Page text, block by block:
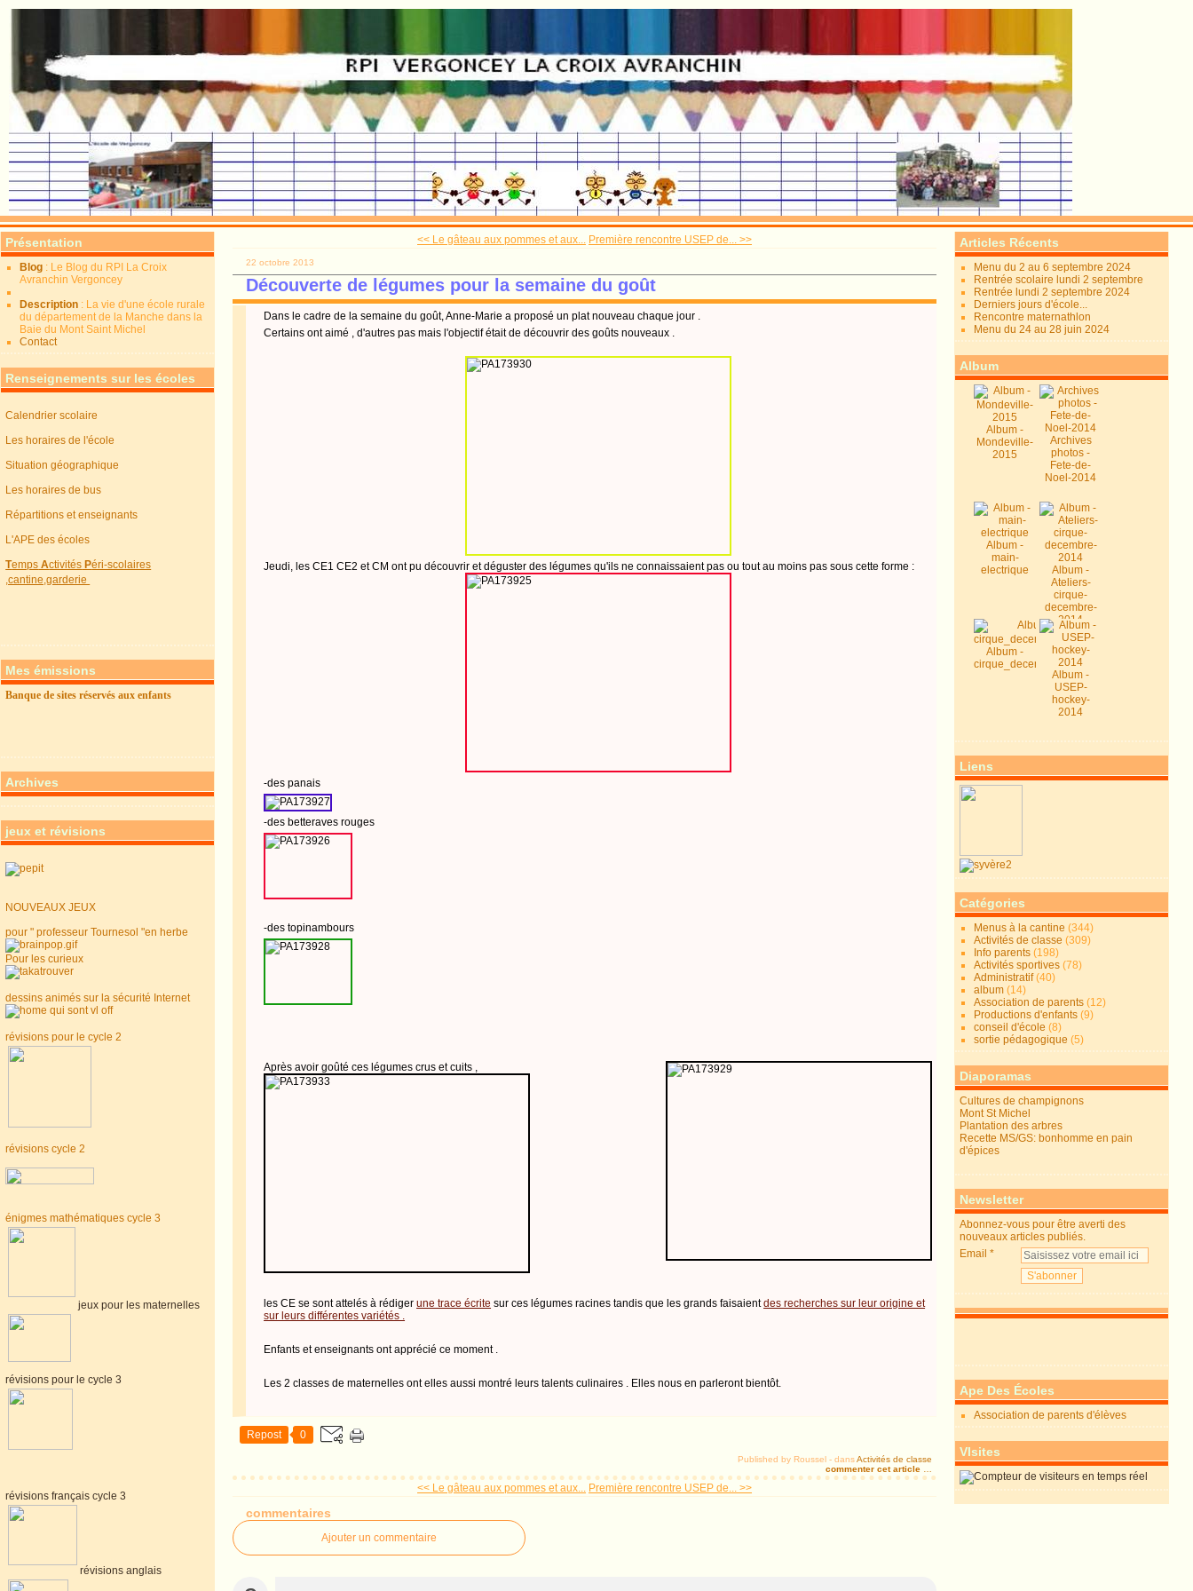
Présentation
Blog : Le Blog du RPI La Croix
Avranchin Vergoncey
Description : La vie d'une école rurale
du département de la Manche dans la
Baie du Mont Saint Michel
Contact
Renseignements sur les écoles
Calendrier scolaire
Les horaires de l'école
Situation géographique
Les horaires de bus
Répartitions et enseignants
L'APE des écoles
Temps Activités Péri-scolaires
,cantine,garderie
Mes émissions
Banque de sites réservés aux enfants
Archives
jeux et révisions
NOUVEAUX JEUX
pour " professeur Tournesol "en herbe
Pour les curieux
dessins animés sur la sécurité Internet
révisions pour le cycle 2
révisions cycle 2
énigmes mathématiques cycle 3
jeux pour les maternelles
révisions pour le cycle 3
révisions français cycle 3
révisions anglais
<< Le gâteau aux pommes et aux... Première rencontre USEP de... >>
22 octobre 2013
Découverte de légumes pour la semaine du goût
Dans le cadre de la semaine du goût, Anne-Marie a proposé un plat nouveau chaque jour .
Certains ont aimé , d'autres pas mais l'objectif était de découvrir des goûts nouveaux .
Jeudi, les CE1 CE2 et CM ont pu découvrir et déguster des légumes qu'ils ne connaissaient pas ou tout au moins pas sous cette forme :
-des panais
-des betteraves rouges
-des topinambours
Après avoir goûté ces légumes crus et cuits ,
les CE se sont attelés à rédigerune trace écrite sur ces légumes racines tandis que les grands faisaientdes recherches sur leur origine et
sur leurs différentes variétés .
Enfants et enseignants ont apprécié ce moment .
Les 2 classes de maternelles ont elles aussi montré leurs talents culinaires . Elles nous en parleront bientôt.
Repost 0
Published by Roussel - dansActivités de classe
commenter cet article
<< Le gâteau aux pommes et aux... Première rencontre USEP de... >>
commentaires
Ajouter un commentaire
Articles Récents
Menu du 2 au 6 septembre 2024
Rentrée scolaire lundi 2 septembre
Rentrée lundi 2 septembre 2024
Derniers jours d'école...
Rencontre maternathlon
Menu du 24 au 28 juin 2024
Album
Album -
Mondeville-
2015
Archives
photos -
Fete-de-
Noel-2014
Album -
main-
electrique
Album -
Ateliers-
cirque-
decembre-
2014
Album -
cirque_decembre2014
Album -
USEP-
hockey-
2014
Liens
Catégories
Menus à la cantine (344)
Activités de classe (309)
Info parents (198)
Activités sportives (78)
Administratif(40)
album (14)
Association de parents (12)
Productions d'enfants (9)
conseil d'école (8)
sortie pédagogique (5)
Diaporamas
Cultures de champignons
Mont St Michel
Plantation des arbres
Recette MS/GS: bonhomme en pain
d'épices
Newsletter
Abonnez-vous pour être averti des
nouveaux articles publiés.
Email
Ape Des Écoles
Association de parents d'élèves
VIsites